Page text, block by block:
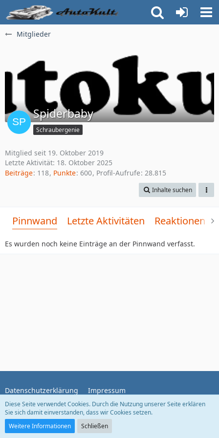
Mitglieder
Spiderbaby
Schraubergenie
Mitglied seit 19. Oktober 2019
Letzte Aktivität: 18. Oktober 2025
Beiträge 118 Punkte 600 Profil-Aufrufe 28.815
Inhalte suchen
Pinnwand Letzte Aktivitäten Reaktionen
Es wurden noch keine Einträge an der Pinnwand verfasst.
Datenschutzerklärung Impressum
Community-Software:
Diese Seite verwendet Cookies. Durch die Nutzung unserer Seite erklären
Sie sich damit einverstanden, dass wir Cookies setzen.
Weitere Informationen
Schließen